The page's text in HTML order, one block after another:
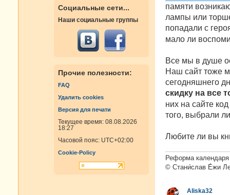
Социальные сети...
Наши социальные группы
Прочие полезности:
FAQ
Удалить cookies
Версия для печати
Текущее время: 08.08.2026
18:27
Часовой пояс: UTC+02:00
Cookie-Policy
памяти
лампы или
попадали с
мало ли
Все мы в душе
Наш сайт тоже
сегодняшнего
скидку на все
них на сайте
того, выбрали
Любите ли вы
Реформа
© Стани́слав Е́жи
Aliska32